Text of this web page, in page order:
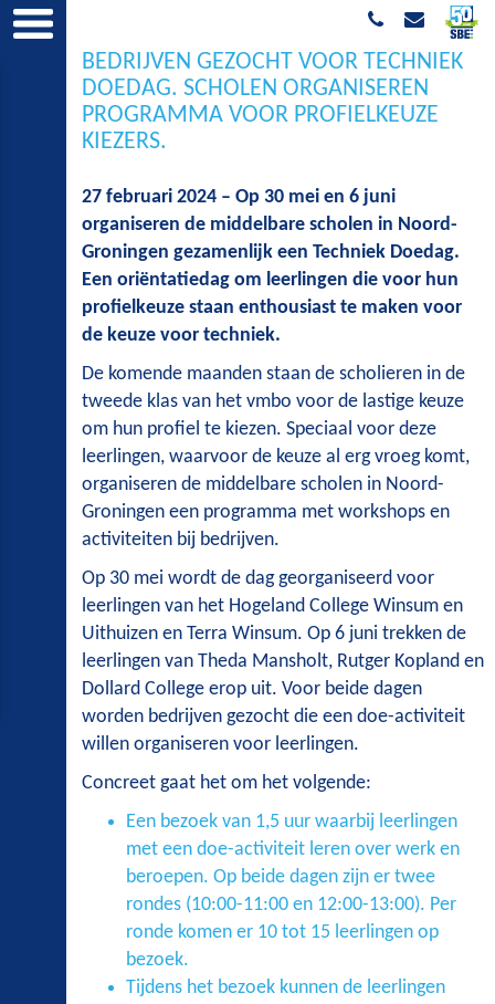
BEDRIJVEN GEZOCHT VOOR TECHNIEK
DOEDAG. SCHOLEN ORGANISEREN
PROGRAMMA VOOR PROFIELKEUZE
KIEZERS.
27 februari 2024 – Op 30 mei en 6 juni
organiseren de middelbare scholen in Noord-
Groningen gezamenlijk een Techniek Doedag.
Een oriëntatiedag om leerlingen die voor hun
profielkeuze staan enthousiast te maken voor
de keuze voor techniek.
De komende maanden staan de scholieren in de
tweede klas van het vmbo voor de lastige keuze
om hun profiel te kiezen. Speciaal voor deze
leerlingen, waarvoor de keuze al erg vroeg komt,
organiseren de middelbare scholen in Noord-
Groningen een programma met workshops en
activiteiten bij bedrijven.
Op 30 mei wordt de dag georganiseerd voor
leerlingen van het Hogeland College Winsum en
Uithuizen en Terra Winsum. Op 6 juni trekken de
leerlingen van Theda Mansholt, Rutger Kopland en
Dollard College erop uit. Voor beide dagen
worden bedrijven gezocht die een doe-activiteit
willen organiseren voor leerlingen.
Concreet gaat het om het volgende:
Een bezoek van 1,5 uur waarbij leerlingen
met een doe-activiteit leren over werk en
beroepen. Op beide dagen zijn er twee
rondes (10:00-11:00 en 12:00-13:00). Per
ronde komen er 10 tot 15 leerlingen op
bezoek.
Tijdens het bezoek kunnen de leerlingen